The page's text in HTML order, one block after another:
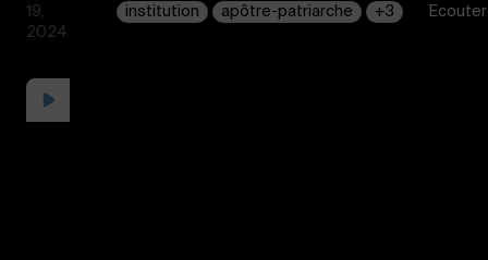
19,
2024
institution apôtre-patriarche +3 Écouter